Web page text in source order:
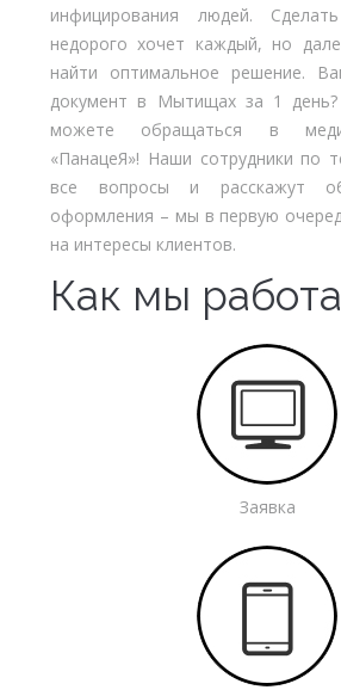
инфицирования людей.
недорого хочет каждый, но
найти оптимальное решение.
документ в Мытищах за 1
можете обращаться в
«ПанацеЯ»! Наши сотрудники по
все вопросы и расскажут
оформления – мы в первую
на интересы клиентов.
Как мы
Заявка